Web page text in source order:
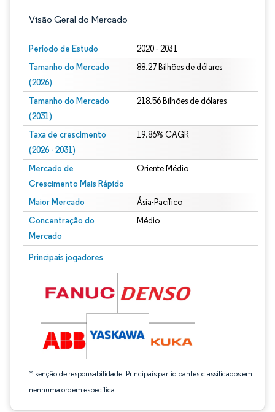
Visão Geral do Mercado
Período de Estudo 2020 - 2031
Tamanho do Mercado
(2026)
88.27 Bilhões de dólares
Tamanho do Mercado
(2031)
218.56 Bilhões de dólares
Taxa de crescimento
(2026 - 2031)
19.86% CAGR
Mercado de
Crescimento Mais Rápido
Oriente Médio
Maior Mercado Ásia-Pacífico
Concentração do
Mercado
Médio
Principais jogadores
*Isenção de responsabilidade: Principais participantes classificados em
nenhuma ordem específica
Imagem © Mordor Intelligence. O reuso requer atribuição conforme CC BY 4.0.